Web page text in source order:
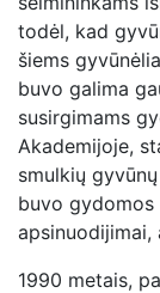
todėl, kad
šiems
buvo galima
susirgimams
Akademijoje,
smulkių
buvo gydomos
apsinuodijimai,
1990 metais,